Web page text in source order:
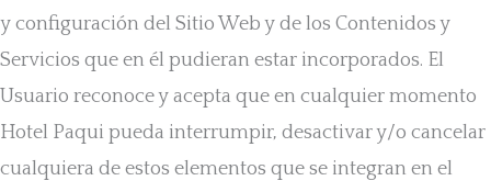
y configuración del Sitio Web y de los Contenidos y
Servicios que en él pudieran estar incorporados. El
Usuario reconoce y acepta que en cualquier momento
Hotel Paqui pueda interrumpir, desactivar y/o cancelar
cualquiera de estos elementos que se integran en el